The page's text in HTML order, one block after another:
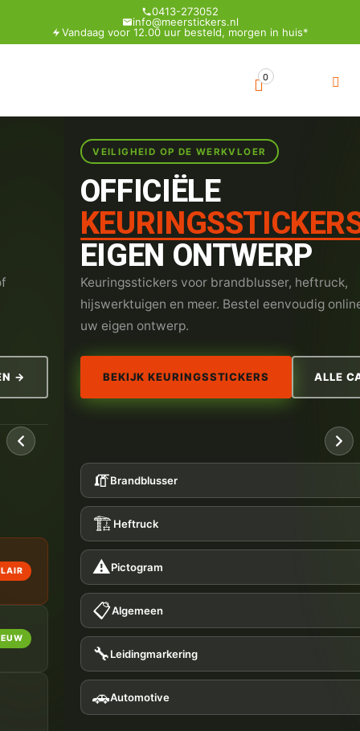
0413-273052
info@meerstickers.nl
Vandaag voor 12.00 uur besteld, morgen in huis*
0
→
VEILIGHEID OP DE WERKVLOER
OFFICIËLE
EIGEN ONTWERP
Keuringsstickers voor brandblusser, heftruck,
hijswerktuigen en meer. Bestel eenvoudig
uw eigen ontwerp.
BEKIJK KEURINGSSTICKERS ALLE
🧯Brandblusser
🏗️ Heftruck
⚠️Pictogram
📋Algemeen
🔧Leiding­markering
🚗Automotive